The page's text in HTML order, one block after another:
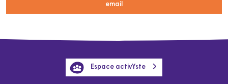
email
Espace activYste